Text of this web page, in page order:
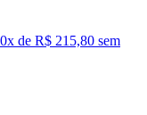
x de R$ 215,80 sem